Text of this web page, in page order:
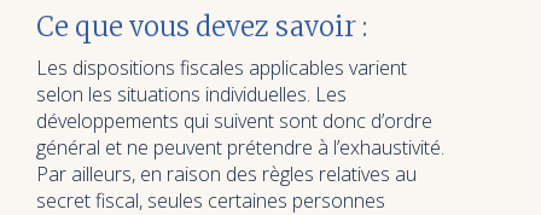
Ce que vous devez savoir :
Les dispositions fiscales applicables varient
selon les situations individuelles. Les
développements qui suivent sont donc d’ordre
général et ne peuvent prétendre à l’exhaustivité.
Par ailleurs, en raison des règles relatives au
secret fiscal, seules certaines personnes